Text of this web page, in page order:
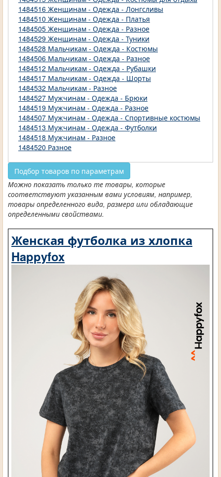
1484516 Женщинам - Одежда - Лонгсливы
1484510 Женщинам - Одежда - Платья
1484505 Женщинам - Одежда - Разное
1484529 Женщинам - Одежда - Туники
1484528 Мальчикам - Одежда - Костюмы
1484506 Мальчикам - Одежда - Разное
1484512 Мальчикам - Одежда - Рубашки
1484517 Мальчикам - Одежда - Шорты
1484532 Мальчикам - Разное
1484527 Мужчинам - Одежда - Брюки
1484519 Мужчинам - Одежда - Разное
1484507 Мужчинам - Одежда - Спортивные костюмы
1484513 Мужчинам - Одежда - Футболки
1484518 Мужчинам - Разное
1484520 Разное
Подбор товаров по параметрам
Можно показать только те товары, которые
соответствуют указанным вами условиям, например,
товары определенного вида, размера или обладающие
определенными свойствами.
Женская футболка из хлопка
Happyfox